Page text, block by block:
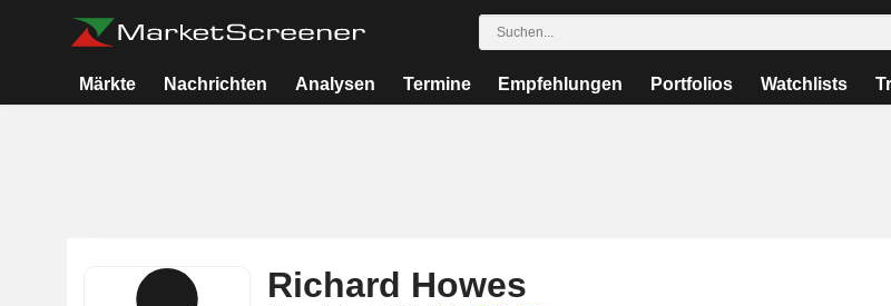
Märkte Nachrichten Analysen Termine Empfehlungen Portfolios Watchlists
Richard Howes